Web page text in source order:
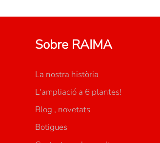
Sobre RAIMA
La nostra història
L'ampliació a 6 plantes!
Blog , novetats
Botigues